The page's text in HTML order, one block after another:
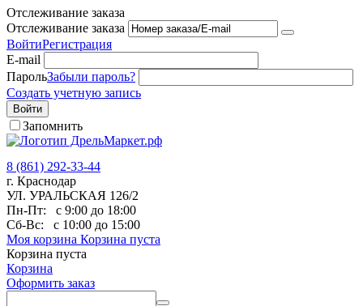
Отслеживание заказа
Отслеживание заказа
ВойтиРегистрация
E-mail
ПарольЗабыли пароль?
Создать учетную запись
Войти
Запомнить
8 (861) 292-33-44
г. Краснодар
УЛ. УРАЛЬСКАЯ 126/2
Пн-Пт:
с 9:00 до 18:00
Сб-Вс:
с 10:00 до 15:00
Моя корзина Корзина пуста
Корзина пуста
Корзина
Оформить заказ